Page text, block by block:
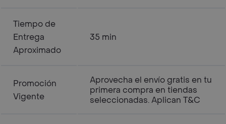
Tiempo de
Entrega
Aproximado
35 min
Promoción
Vigente
Aprovecha el envío gratis en tu
primera compra en tiendas
seleccionadas. Aplican T&C